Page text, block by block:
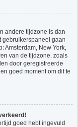
andere tijdzone is dan
gebruikerspaneel gaan
Amsterdam, New York,
van de tijdzone, zoals
door geregistreerde
goed moment om dit te
goed hebt ingevuld